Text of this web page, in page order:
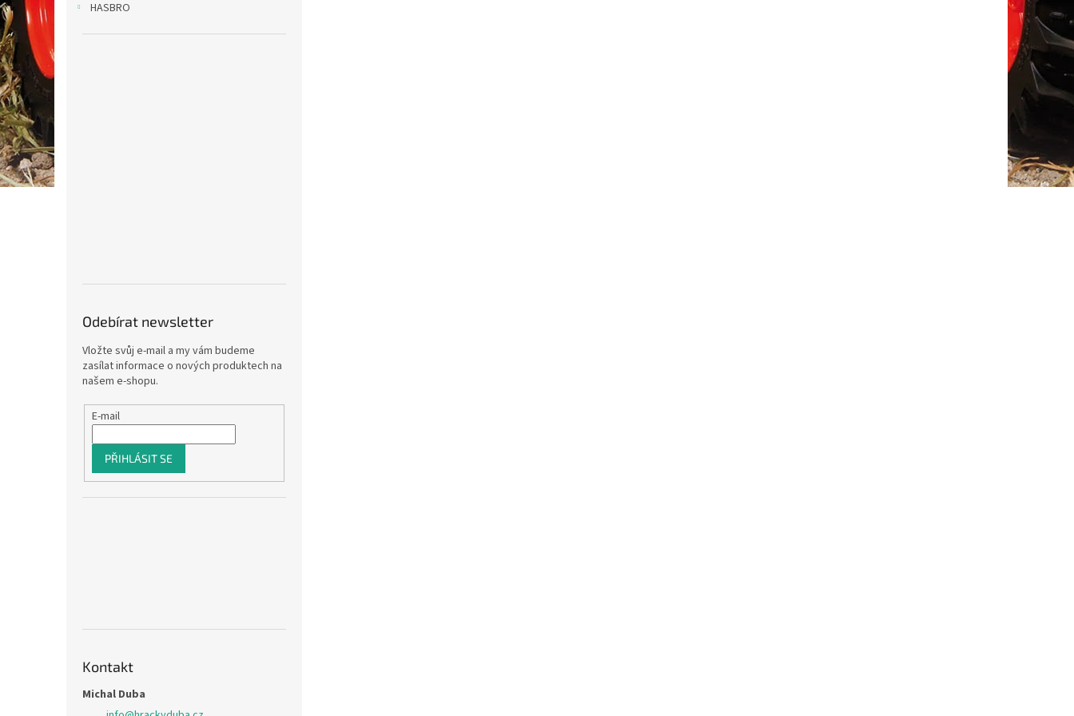
HASBRO
Odebírat newsletter
Vložte svůj e-mail a my vám budeme
zasílat informace o nových produktech na
našem e-shopu.
E-mail
PŘIHLÁSIT SE
Kontakt
Michal Duba